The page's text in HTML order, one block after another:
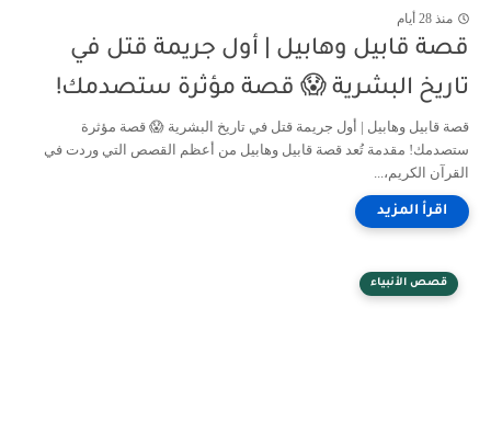
منذ 28 أيام
قصة قابيل وهابيل | أول جريمة قتل في
تاريخ البشرية 😱 قصة مؤثرة ستصدمك!
قصة قابيل وهابيل | أول جريمة قتل في تاريخ البشرية 😱 قصة مؤثرة
ستصدمك! مقدمة تُعد قصة قابيل وهابيل من أعظم القصص التي وردت في
القرآن الكريم،...
قصص الأنبياء